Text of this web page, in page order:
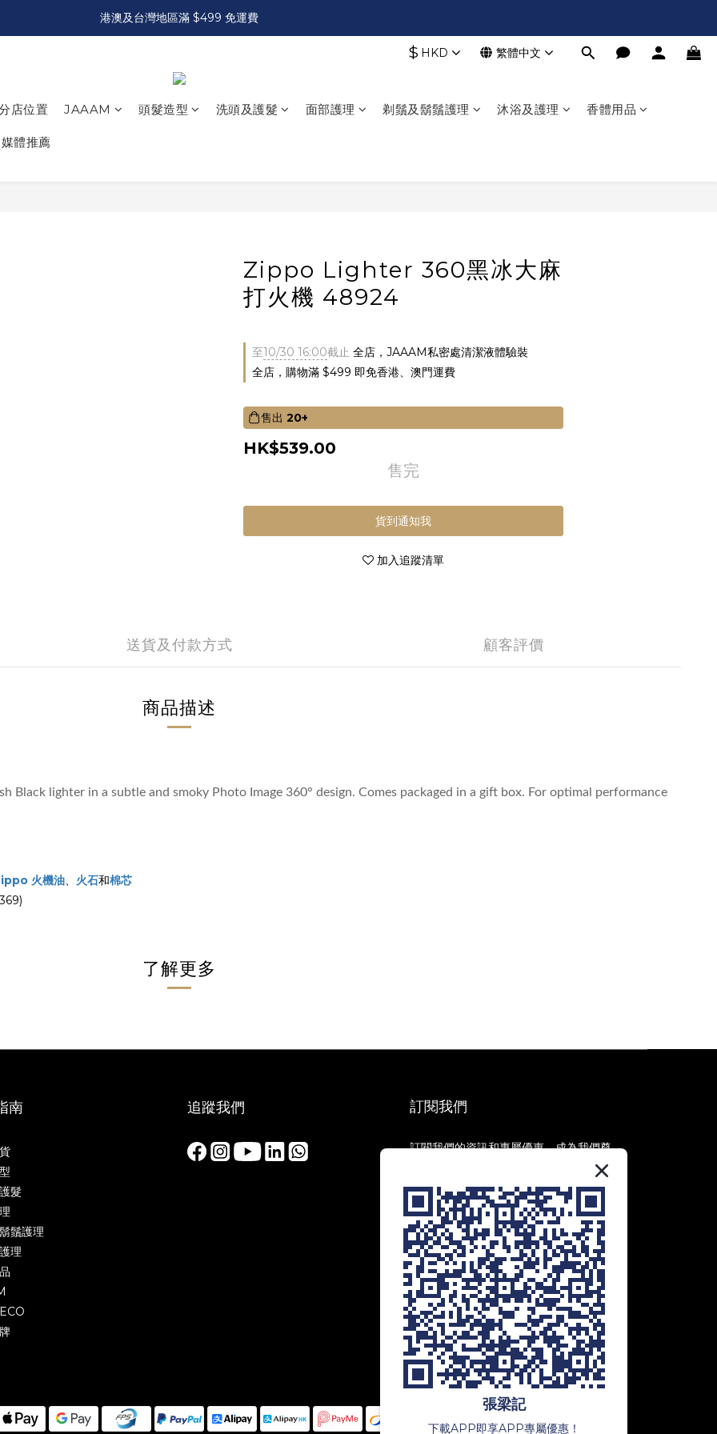
港澳及台灣地區滿 $499 免運費
$ HKD 繁體中文
店位置 JAAAM 頭髮造型 洗頭及護髮 面部護理 剃鬚及鬍鬚護理 沐浴及護理 香體用品
媒體推薦
Zippo Lighter 360黑冰大麻
打火機 48924
至10/30 16:00截止 全店，JAAAM私密處清潔液體驗裝
全店，購物滿 $499 即免香港、澳門運費
售出 20+
HK$539.00
售完
貨到通知我
加入追蹤清單
送貨及付款方式 顧客評價
商品描述
Black lighter in a subtle and smoky Photo Image 360° design. Comes packaged in a gift box. For optimal performance
火機油、 火石和棉芯
了解更多
南
髮
鬚護理
理
追蹤我們 訂閱我們
訂閱我們的資訊和專屬優惠，成為我們尊
貴會員，享受第一手資訊和獨家優惠！
訂閱
張梁記
下載APP即享APP專屬優惠！